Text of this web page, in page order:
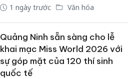
1 ngày trước Văn hóa
Quảng Ninh sẵn sàng cho lễ
khai mạc Miss World 2026 với
sự góp mặt của 120 thí sinh
quốc tế